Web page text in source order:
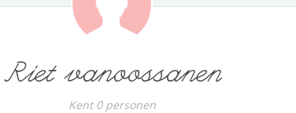
Riet vanoossanen
Kent 0 personen